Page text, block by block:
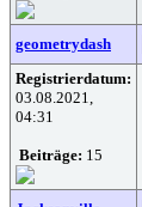
geometrydash
Registrierdatum:
03.08.2021,
04:31
Beiträge: 15